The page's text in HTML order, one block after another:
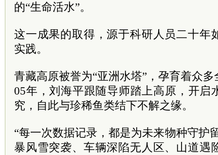
的“生命活水”。
这一成果的取得，源于科研人员二十年
实践。
青藏高原被誉为“亚洲水塔”，孕育着众
05年，刘海平跟随导师踏上高原，开启
究，自此与珍稀鱼类结下不解之缘。
“每一次数据记录，都是为未来物种守护
暴风雪突袭、车辆深陷无人区、山道遇